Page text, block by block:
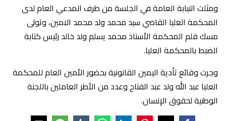
ومثلت النيابة العامة في الجلسة من طرف المدعي العام لدى
المحكمة العليا القاضي سيد محمد ولد محمد الامين، وتولى
مسك قلم المحكمة الأستاذ محمد يسلم ولد خالد رئيس كتابة
الضبط بالمحكمة العليا.
وجرت وقائع تأدية اليمين القانونية بحضور الأمين العام للمحكمة
العليا عبد الله ولد عبد الفتاح وعدد من الأطر العاملين باللجنة
الوطنية لحقوق الإنسان.